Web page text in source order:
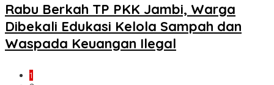
Rabu Berkah TP PKK Jambi, Warga
Dibekali Edukasi Kelola Sampah dan
Waspada Keuangan Ilegal
1